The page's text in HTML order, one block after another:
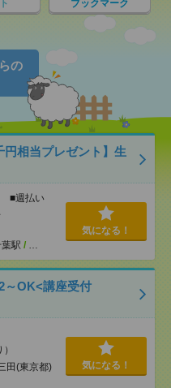
ブックマーク
の
相当プレゼント】生
■週払い
駅 / …
気になる！
～OK<講座受付
田(東京都)
気になる！